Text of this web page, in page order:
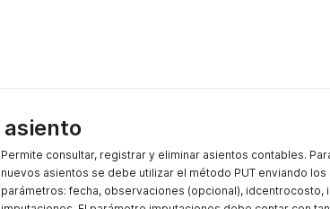
asiento
Permite consultar, registrar y eliminar asientos contables.
nuevos asientos se debe utilizar el método PUT enviando los
parámetros: fecha, observaciones (opcional), idcentrocosto,